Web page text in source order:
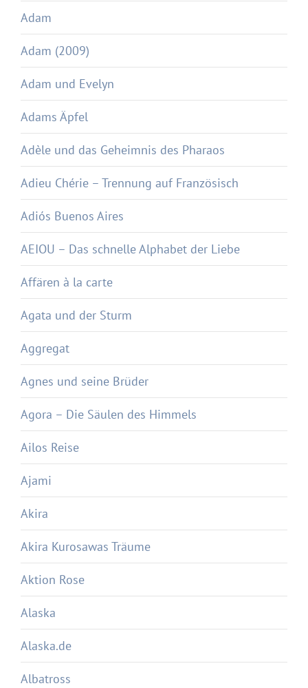
Adam
Adam (2009)
Adam und Evelyn
Adams Äpfel
Adèle und das Geheimnis des Pharaos
Adieu Chérie – Trennung auf Französisch
Adiós Buenos Aires
AEIOU – Das schnelle Alphabet der Liebe
Affären à la carte
Agata und der Sturm
Aggregat
Agnes und seine Brüder
Agora – Die Säulen des Himmels
Ailos Reise
Ajami
Akira
Akira Kurosawas Träume
Aktion Rose
Alaska
Alaska.de
Albatross